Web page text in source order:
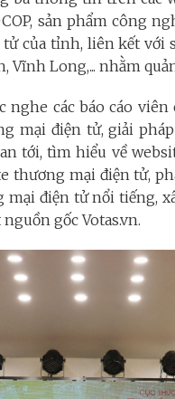
sản phẩm công
của tỉnh, liên kết với
Vĩnh Long,... nhằm
nghe các báo cáo
mại điện tử, giải
tới, tìm hiểu về
thương mại điện tử,
mại điện tử nổi tiếng,
gốc Votas.vn.